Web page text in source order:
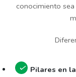
conocimiento
Pilares en